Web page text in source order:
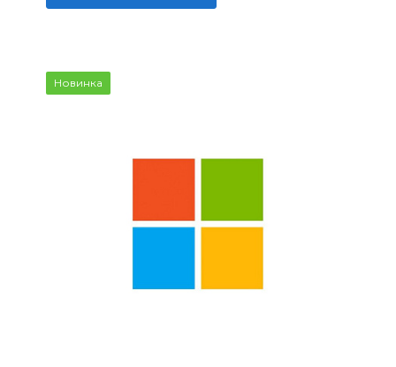
Новинка